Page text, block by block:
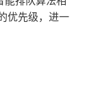
优先级，进一